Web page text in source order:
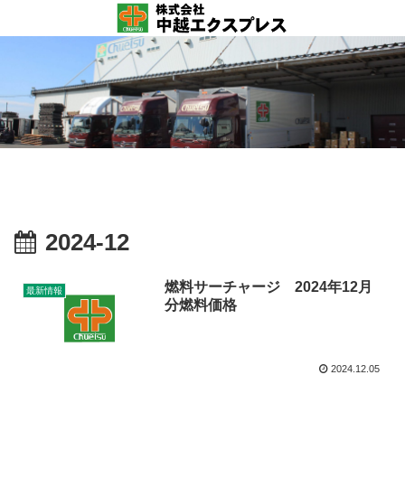
2024-12
最新情報
燃料サーチャージ 2024年12月
分燃料価格
2024.12.05